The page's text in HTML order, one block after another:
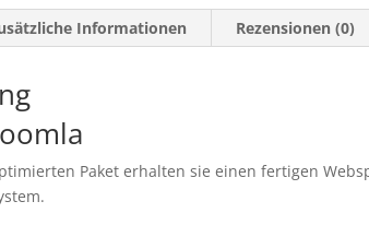
Informationen Rezensionen (0)
Paket erhalten sie einen fertigen